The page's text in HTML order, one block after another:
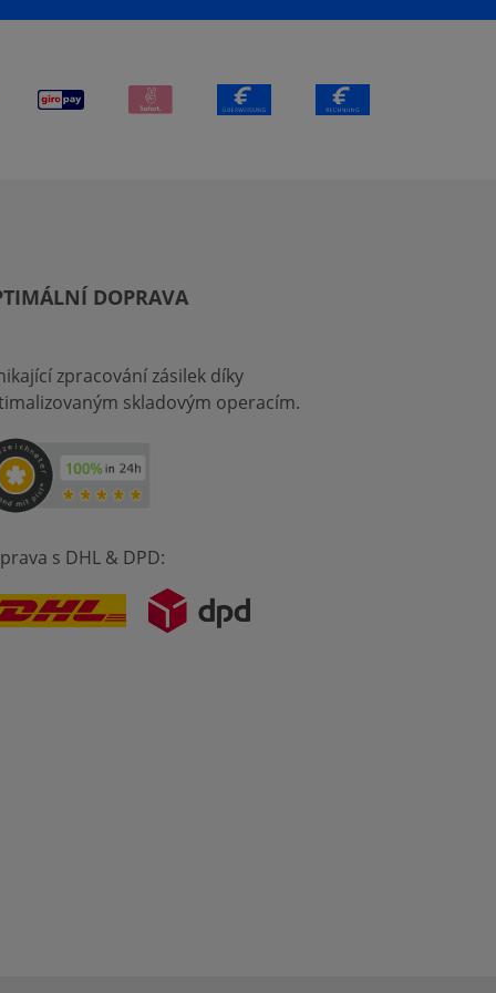
DOPRAVA
zpracování zásilek díky
skladovým operacím.
s DHL & DPD: